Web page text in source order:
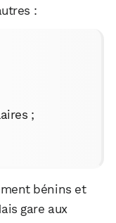
:
;
bénins et
gare aux